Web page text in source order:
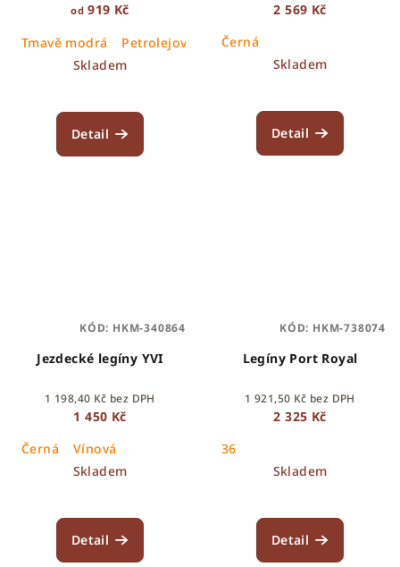
od 919 Kč
Tmavě modrá
Petrolejová
Skladem
Detail
2 569 Kč
Černá
Skladem
Detail
Jezdecké legíny YVI
1 198,40 Kč bez DPH
1 450 Kč
Černá
Vínová
Skladem
Detail
KÓD: HKM-340864
Legíny Port Royal
1 921,50 Kč bez DPH
2 325 Kč
36
Skladem
Detail
KÓD: HKM-738074